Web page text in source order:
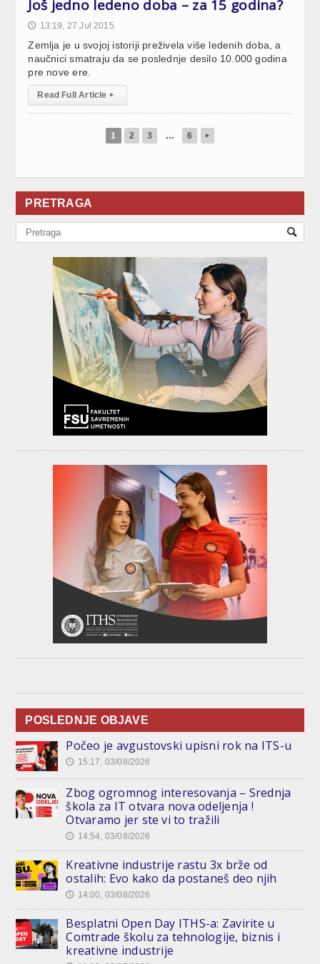
Još jedno ledeno doba – za 15 godina?
🕔 13:19, 27.Jul 2015
Zemlja je u svojoj istoriji preživela više ledenih doba, a
naučnici smatraju da se poslednje desilo 10.000 godina
pre nove ere.
Read Full Article ▸
1 2 3 … 6 ▸
PRETRAGA
POSLEDNJE OBJAVE
Počeo je avgustovski upisni rok na ITS-u
🕔 15:17, 03/08/2026
Zbog ogromnog interesovanja – Srednja
škola za IT otvara nova odeljenja !
Otvaramo jer ste vi to tražili
🕔 14:54, 03/08/2026
Kreativne industrije rastu 3x brže od
ostalih: Evo kako da postaneš deo njih
🕔 14:00, 03/08/2026
Besplatni Open Day ITHS-a: Zavirite u
Comtrade školu za tehnologije, biznis i
kreativne industrije